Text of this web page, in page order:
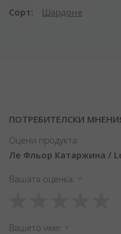
Сорт Шардоне
ПОТРЕБИТЕЛСКИ
Оцени продукта:
Ле Фльор Катаржина /
Вашата оценка
star
stars
stars
stars
stars
Вашето име